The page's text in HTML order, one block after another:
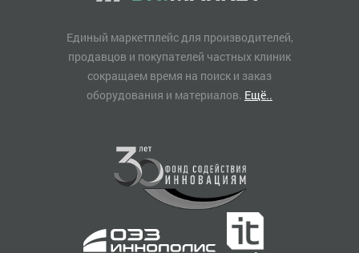
Единый маркетплейс для производителей,
продавцов и покупателей частных клиник
сокращаем время на поиск и заказ
оборудования и материалов. Ещё..